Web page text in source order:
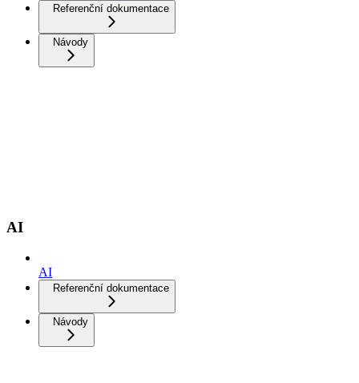
Referenční dokumentace
Návody
AI
AI
Referenční dokumentace
Návody